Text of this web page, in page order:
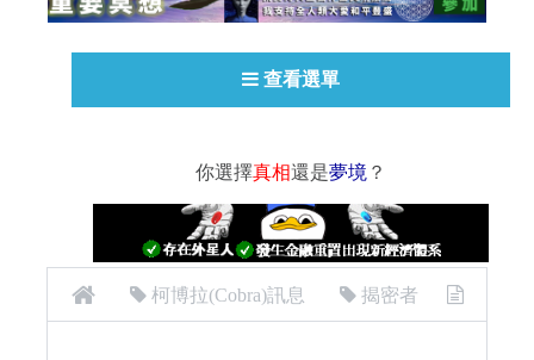
查看選單
你選擇真相還是夢境 ？
柯博拉(Cobra)訊息 揭密者